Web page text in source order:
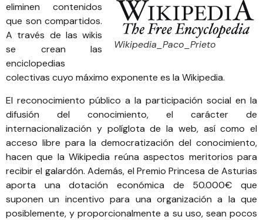
Wikipedia_Paco_Prieto
eliminen contenidos
que son compartidos.
A través de las wikis
se crean las
enciclopedias
colectivas cuyo máximo exponente es la Wikipedia.
El reconocimiento público a la participación social en la
difusión del conocimiento, el carácter de
internacionalización y políglota de la web, así como el
acceso libre para la democratización del conocimiento,
hacen que la Wikipedia reúna aspectos meritorios para
recibir el galardón. Además, el Premio Princesa de Asturias
aporta una dotación económica de 50.000€ que
suponen un incentivo para una organización a la que
posiblemente, y proporcionalmente a su uso, sean pocos